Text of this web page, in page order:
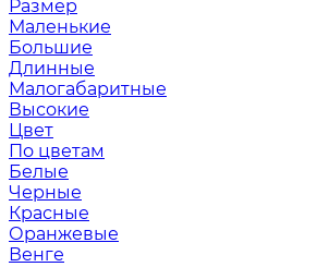
Размер
Маленькие
Большие
Длинные
Малогабаритные
Высокие
Цвет
По цветам
Белые
Черные
Красные
Оранжевые
Венге